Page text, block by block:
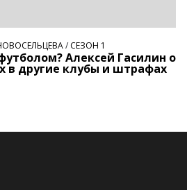
/ СЕЗОН 1
Алексей Гасилин о
в другие клубы и штрафах